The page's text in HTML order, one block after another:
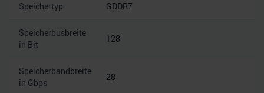
Speichertyp GDDR7
Speicherbusbreite
in Bit
128
Speicherbandbreite
in Gbps
28